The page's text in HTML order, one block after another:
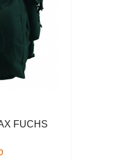
FUCHS